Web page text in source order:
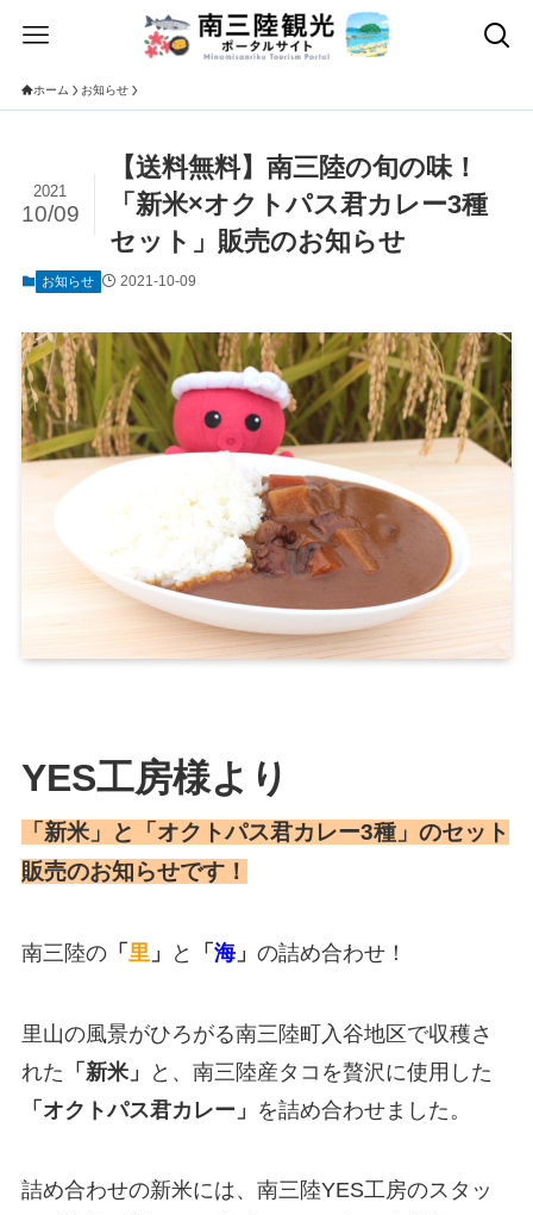
ホーム お知らせ
【送料無料】南三陸の旬の味！
「新米×オクトパス君カレー3種
セット」販売のお知らせ
2021
10/09
お知らせ 2021-10-09
YES工房様より
「新米」と「オクトパス君カレー3種」のセット
販売のお知らせです！
南三陸の「 里 」 と 「 海」 の詰め合わせ！
里山の風景がひろがる南三陸町入谷地区で収穫さ
れた 「新米」
と、南三陸産タコを贅沢に使用した
「オクトパス君カレー」 を詰め合わせました。
詰め合わせの新米には、南三陸YES工房のスタッ